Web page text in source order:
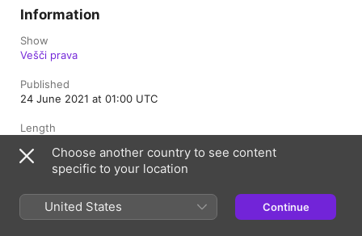
Information
Show
Vešči prava
Published
24 June 2021 at 01:00 UTC
Length
Season
Episode
Choose another country to see content
specific to your location
United States Continue